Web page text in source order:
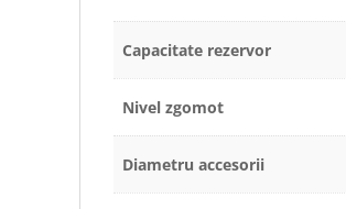
Capacitate rezervor
Nivel zgomot
Diametru accesorii